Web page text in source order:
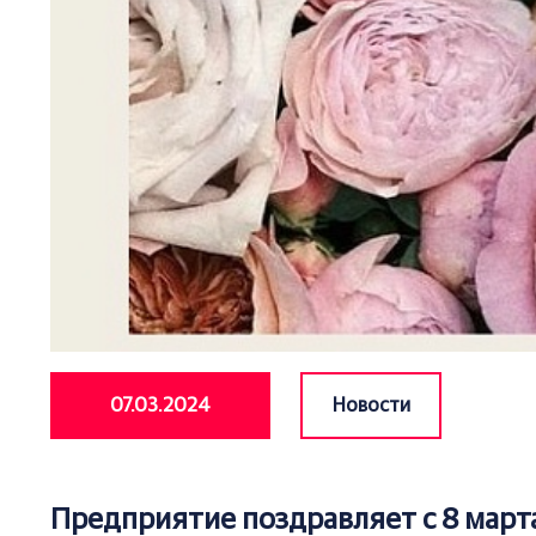
07.03.2024 Новости
Предприятие поздравляет с 8